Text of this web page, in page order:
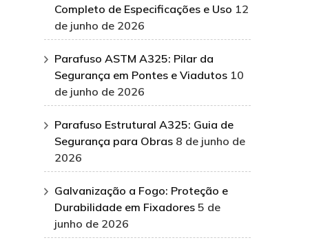
Completo de Especificações e Uso 12
de junho de 2026
Parafuso ASTM A325: Pilar da
Segurança em Pontes e Viadutos 10
de junho de 2026
Parafuso Estrutural A325: Guia de
Segurança para Obras 8 de junho de
2026
Galvanização a Fogo: Proteção e
Durabilidade em Fixadores 5 de
junho de 2026